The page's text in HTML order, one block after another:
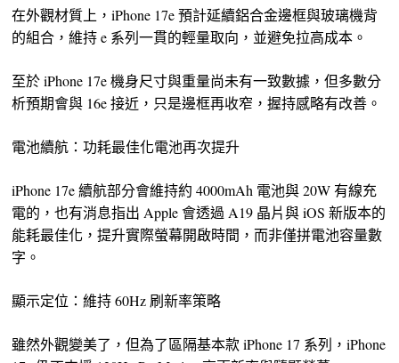
在外觀材質上，iPhone 17e 預計延續鋁合金邊框與玻璃機背
的組合，維持 e 系列一貫的輕量取向，並避免拉高成本。
至於 iPhone 17e 機身尺寸與重量尚未有一致數據，但多數分
析預期會與 16e 接近，只是邊框再收窄，握持感略有改善。
電池續航：功耗最佳化電池再次提升
iPhone 17e 續航部分會維持約 4000mAh 電池與 20W 有線充
電的，也有消息指出 Apple 會透過 A19 晶片與 iOS 新版本的
能耗最佳化，提升實際螢幕開啟時間，而非僅拼電池容量數
字。
顯示定位：維持 60Hz 刷新率策略
雖然外觀變美了，但為了區隔基本款 iPhone 17 系列，iPhone